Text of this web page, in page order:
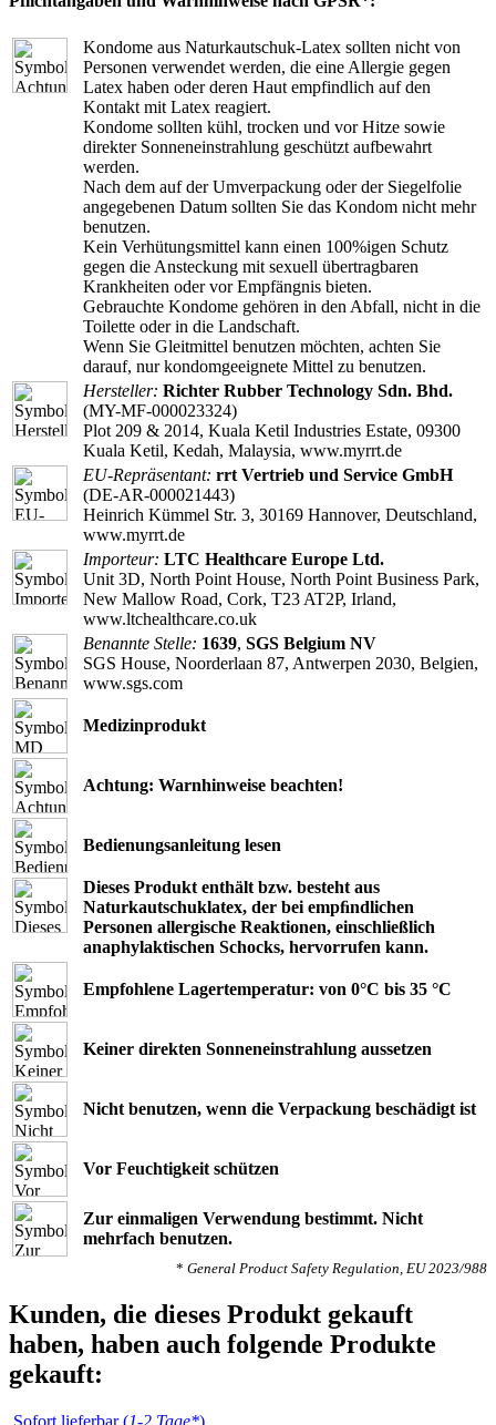
Kondome aus Naturkautschuk-Latex sollten nicht von
Personen verwendet werden, die eine Allergie gegen
Latex haben oder deren Haut empfindlich auf den
Kontakt mit Latex reagiert.
Kondome sollten kühl, trocken und vor Hitze sowie
direkter Sonneneinstrahlung geschützt aufbewahrt
werden.
Nach dem auf der Umverpackung oder der Siegelfolie
angegebenen Datum sollten Sie das Kondom nicht mehr
benutzen.
Kein Verhütungsmittel kann einen 100%igen Schutz
gegen die Ansteckung mit sexuell übertragbaren
Krankheiten oder vor Empfängnis bieten.
Gebrauchte Kondome gehören in den Abfall, nicht in die
Toilette oder in die Landschaft.
Wenn Sie Gleitmittel benutzen möchten, achten Sie
darauf, nur kondomgeeignete Mittel zu benutzen.
Hersteller: Richter Rubber Technology Sdn. Bhd.
(MY-MF-000023324)
Plot 209 & 2014, Kuala Ketil Industries Estate, 09300
Kuala Ketil, Kedah, Malaysia, www.myrrt.de
EU-Repräsentant: rrt Vertrieb und Service GmbH
(DE-AR-000021443)
Heinrich Kümmel Str. 3, 30169 Hannover, Deutschland,
www.myrrt.de
Importeur: LTC Healthcare Europe Ltd.
Unit 3D, North Point House, North Point Business Park,
New Mallow Road, Cork, T23 AT2P, Irland,
www.ltchealthcare.co.uk
Benannte Stelle: 1639, SGS Belgium NV
SGS House, Noorderlaan 87, Antwerpen 2030, Belgien,
www.sgs.com
Medizinprodukt
Achtung: Warnhinweise beachten!
Bedienungsanleitung lesen
Dieses Produkt enthält bzw. besteht aus
Naturkautschuklatex, der bei empﬁndlichen
Personen allergische Reaktionen, einschließlich
anaphylaktischen Schocks, hervorrufen kann.
Empfohlene Lagertemperatur: von 0°C bis 35 °C
Keiner direkten Sonneneinstrahlung aussetzen
Nicht benutzen, wenn die Verpackung beschädigt ist
Vor Feuchtigkeit schützen
Zur einmaligen Verwendung bestimmt. Nicht
mehrfach benutzen.
* General Product Safety Regulation, EU 2023/988
Kunden, die dieses Produkt gekauft
haben, haben auch folgende Produkte
gekauft:
Sofort lieferbar (1-2 Tage*)